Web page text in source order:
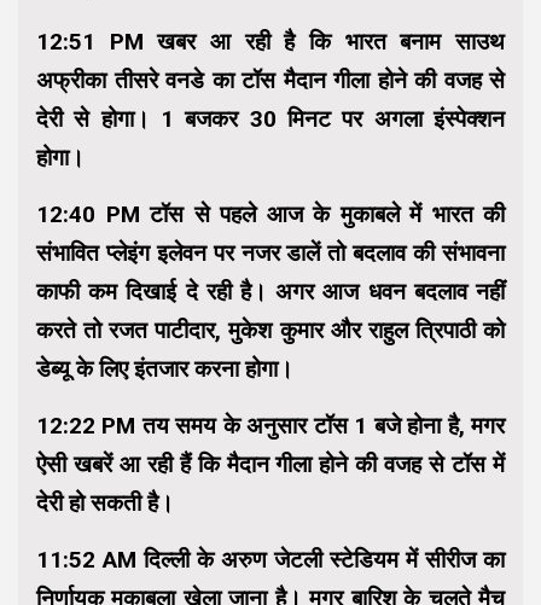
12:51 PM खबर आ रही है कि भारत बनाम साउथ
अफ्रीका तीसरे वनडे का टॉस मैदान गीला होने की वजह से
देरी से होगा। 1 बजकर 30 मिनट पर अगला इंस्पेक्शन
होगा।
12:40 PM टॉस से पहले आज के मुकाबले में भारत की
संभावित प्लेइंग इलेवन पर नजर डालें तो बदलाव की संभावना
काफी कम दिखाई दे रही है। अगर आज धवन बदलाव नहीं
करते तो रजत पाटीदार, मुकेश कुमार और राहुल त्रिपाठी को
डेब्यू के लिए इंतजार करना होगा।
12:22 PM तय समय के अनुसार टॉस 1 बजे होना है, मगर
ऐसी खबरें आ रही हैं कि मैदान गीला होने की वजह से टॉस में
देरी हो सकती है।
11:52 AM दिल्ली के अरुण जेटली स्टेडियम में सीरीज का
निर्णायक मुकाबला खेला जाना है। मगर बारिश के चलते मैच